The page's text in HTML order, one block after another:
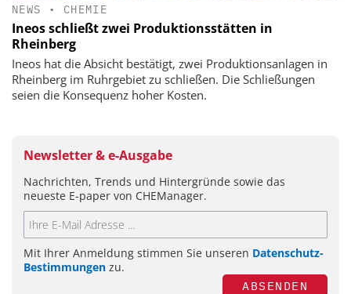
NEWS • CHEMIE
Ineos schließt zwei Produktionsstätten in
Rheinberg
Ineos hat die Absicht bestätigt, zwei Produktionsanlagen in
Rheinberg im Ruhrgebiet zu schließen. Die Schließungen
seien die Konsequenz hoher Kosten.
Newsletter & e-Ausgabe
Nachrichten, Trends und Hintergründe sowie das
neueste E-paper von CHEManager.
Mit Ihrer Anmeldung stimmen Sie unseren Datenschutz-
Bestimmungen zu.
ABSENDEN